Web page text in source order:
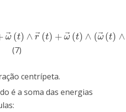
ω⃗ (t) ∧ r⃗ (t) + ω⃗ (t) ∧ (ω⃗ (t) ∧
→(t )∧r → (t) +ω →( t)∧(ω →( t)∧ r→ t))
(7)
centrípeta.
é a soma das energias